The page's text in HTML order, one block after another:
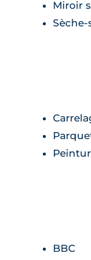
les coins nuit.
Miroir
BBC